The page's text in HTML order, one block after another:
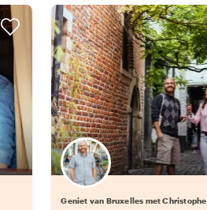
Geniet van Bruxelles met Christophe